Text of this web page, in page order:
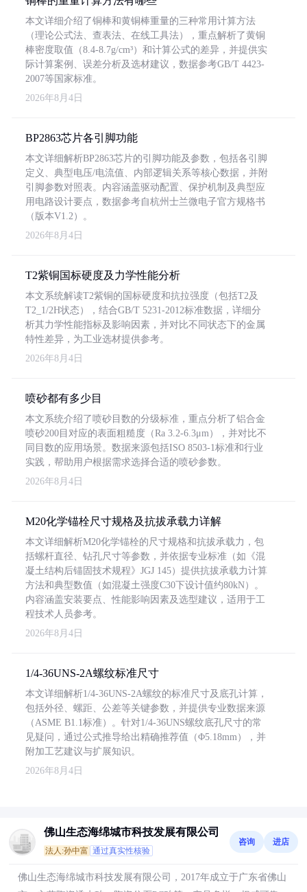
本文详细介绍了铜棒和黄铜棒重量的三种常用计算方法
（理论公式法、查表法、在线工具法），重点解析了黄铜
棒密度取值（8.4-8.7g/cm³）和计算公式的差异，并提供实
际计算案例、误差分析及选材建议，数据参考GB/T 4423-
2007等国家标准。
2026年8月4日
BP2863芯片各引脚功能
本文详细解析BP2863芯片的引脚功能及参数，包括各引脚
定义、典型电压/电流值、内部逻辑关系等核心数据，并附
引脚参数对照表。内容涵盖驱动配置、保护机制及典型应
用电路设计要点，数据参考自杭州士兰微电子官方规格书
（版本V1.2）。
2026年8月4日
T2紫铜国标硬度及力学性能分析
本文系统解读T2紫铜的国标硬度和抗拉强度（包括T2及
T2_1/2H状态），结合GB/T 5231-2012标准数据，详细分
析其力学性能指标及影响因素，并对比不同状态下的金属
特性差异，为工业选材提供参考。
2026年8月4日
喷砂都有多少目
本文系统介绍了喷砂目数的分级标准，重点分析了铝合金
喷砂200目对应的表面粗糙度（Ra 3.2-6.3μm），并对比不
同目数的应用场景。数据来源包括ISO 8503-1标准和行业
实践，帮助用户根据需求选择合适的喷砂参数。
2026年8月4日
M20化学锚栓尺寸规格及抗拔承载力详解
本文详细解析M20化学锚栓的尺寸规格和抗拔承载力，包
括螺杆直径、钻孔尺寸等参数，并依据专业标准（如《混
凝土结构后锚固技术规程》JGJ 145）提供抗拔承载力计算
方法和典型数值（如混凝土强度C30下设计值约80kN）。
内容涵盖安装要点、性能影响因素及选型建议，适用于工
程技术人员参考。
2026年8月4日
1/4-36UNS-2A螺纹标准尺寸
本文详细解析1/4-36UNS-2A螺纹的标准尺寸及底孔计算，
包括外径、螺距、公差等关键参数，并提供专业数据来源
（ASME B1.1标准）。针对1/4-36UNS螺纹底孔尺寸的常
见疑问，通过公式推导给出精确推荐值（Φ5.18mm），并
附加工艺建议与扩展知识。
2026年8月4日
佛山生态海绵城市科技发展有限公司
法人:孙中富 通过真实性核验
咨询 进店
佛山生态海绵城市科技发展有限公司，2017年成立于广东省佛山